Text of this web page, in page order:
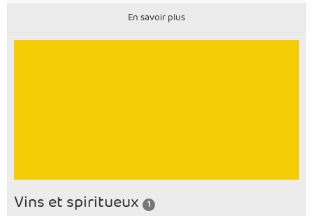
En savoir plus
Vins et spiritueux 1